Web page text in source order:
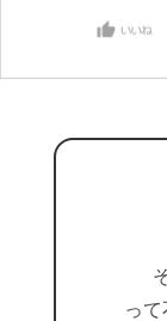
って